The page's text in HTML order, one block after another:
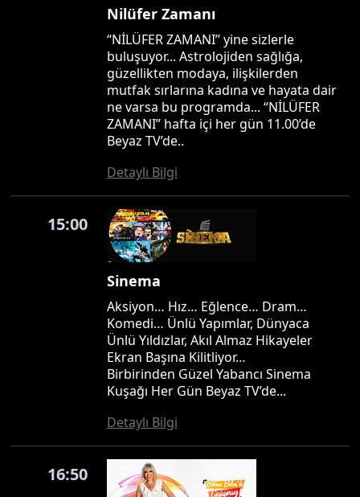
Nilüfer Zamanı
“NİLÜFER ZAMANI” yine sizlerle
buluşuyor... Astrolojiden sağlığa,
güzellikten modaya, ilişkilerden
mutfak sırlarına kadına ve hayata dair
ne varsa bu programda... “NİLÜFER
ZAMANI” hafta içi her gün 11.00’de
Beyaz TV’de..
Detaylı Bilgi
15:00
Sinema
Aksiyon… Hız… Eğlence… Dram…
Komedi… Ünlü Yapımlar, Dünyaca
Ünlü Yıldızlar, Akıl Almaz Hikayeler
Ekran Başına Kilitliyor…
Birbirinden Güzel Yabancı Sinema
Kuşağı Her Gün Beyaz TV’de...
Detaylı Bilgi
16:50